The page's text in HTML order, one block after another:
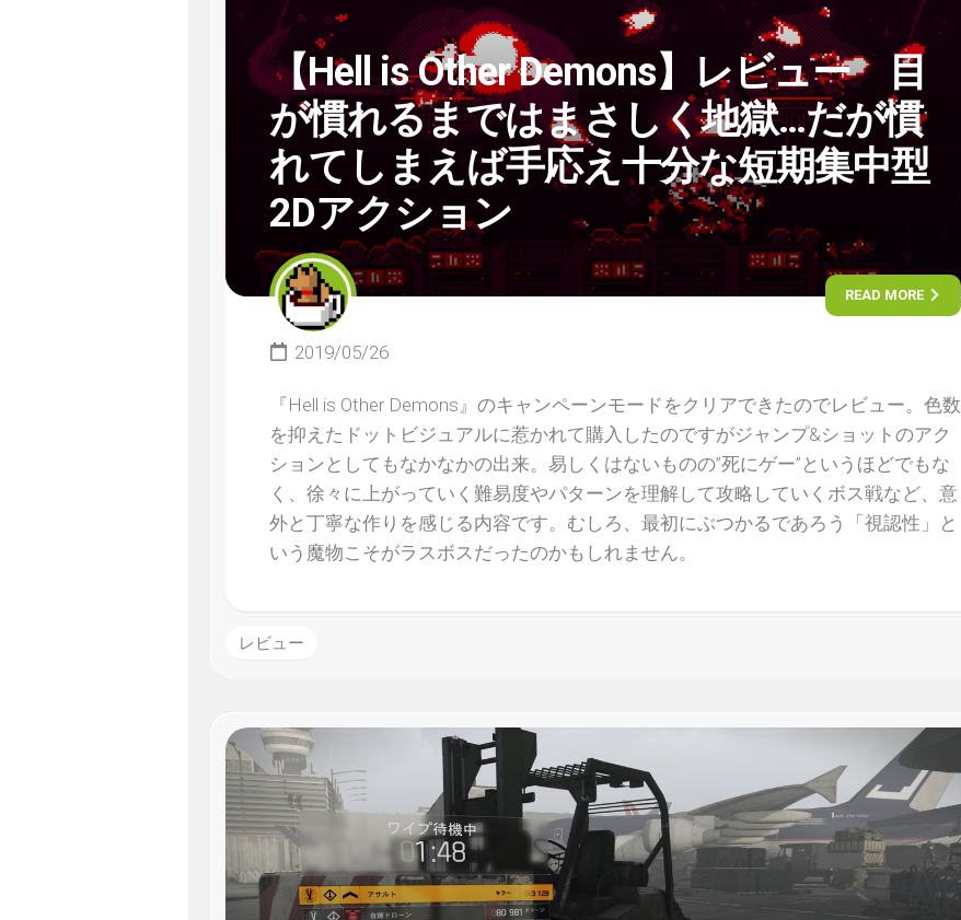
【Hell is Other Demons】レビュー 目
が慣れるまではまさしく地獄…だが慣
れてしまえば手応え十分な短期集中型
2Dアクション
READ MORE
2019/05/26
『Hell is Other Demons』のキャンペーンモードをクリアできたのでレビュー。色数
を抑えたドットビジュアルに惹かれて購入したのですがジャンプ&ショットのアク
ションとしてもなかなかの出来。易しくはないものの”死にゲー”というほどでもな
く、徐々に上がっていく難易度やパターンを理解して攻略していくボス戦など、意
外と丁寧な作りを感じる内容です。むしろ、最初にぶつかるであろう「視認性」と
いう魔物こそがラスボスだったのかもしれません。
レビュー